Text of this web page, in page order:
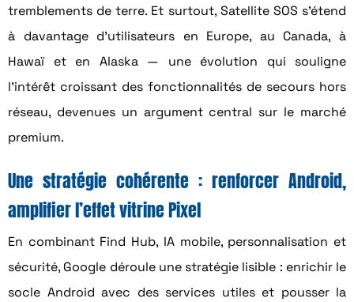
tremblements de terre. Et surtout, Satellite SOS s’étend
à davantage d’utilisateurs en Europe, au Canada, à
Hawaï et en Alaska — une évolution qui souligne
l’intérêt croissant des fonctionnalités de secours hors
réseau, devenues un argument central sur le marché
premium.
Une stratégie cohérente : renforcer Android,
amplifier l’effet vitrine Pixel
En combinant Find Hub, IA mobile, personnalisation et
sécurité, Google déroule une stratégie lisible : enrichir le
socle Android avec des services utiles et pousser la